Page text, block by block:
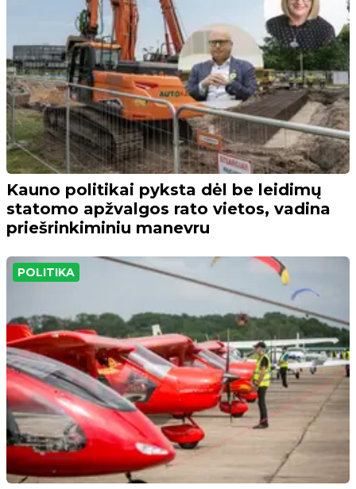
Kauno politikai pyksta dėl be leidimų
statomo apžvalgos rato vietos, vadina
priešrinkiminiu manevru
POLITIKA